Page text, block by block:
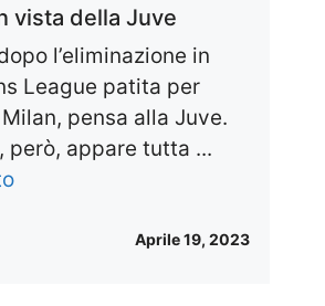
vista della Juve
l’eliminazione in
League patita per
pensa alla Juve.
però, appare tutta ...
Aprile 19, 2023